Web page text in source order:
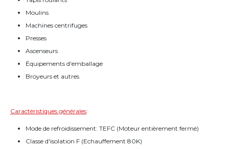
Moulins
Machines centrifuges
Presses
Ascenseurs
Équipements d'emballage
Broyeurs et autres
Caractéristiques générales:
Mode de refroidissement: TEFC (Moteur entièrement fermé)
Classe d'isolation F (Echauffement 80K)